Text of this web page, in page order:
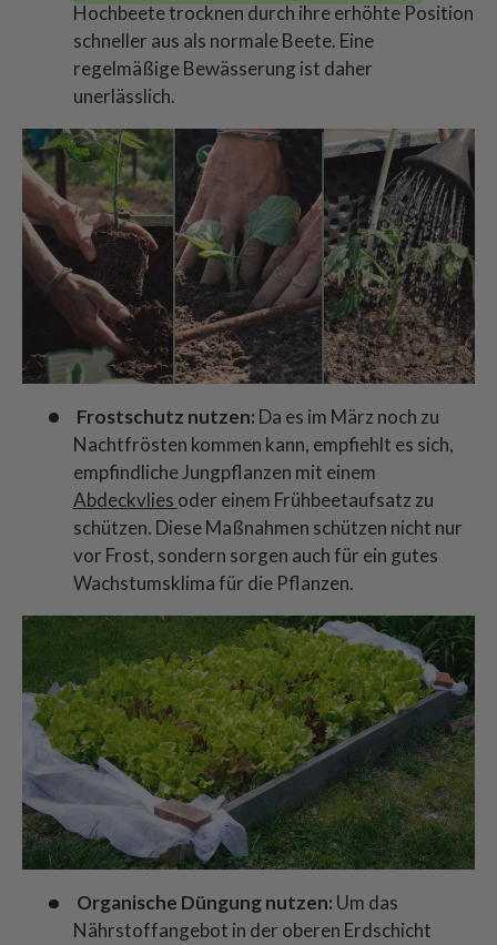
Hochbeete trocknen durch ihre erhöhte Position
schneller aus als normale Beete. Eine
regelmäßige Bewässerung ist daher
unerlässlich.
Frostschutz nutzen: Da es im März noch zu
Nachtfrösten kommen kann, empfiehlt es sich,
empfindliche Jungpflanzen mit einem
Abdeckvlies oder einem Frühbeetaufsatz zu
schützen. Diese Maßnahmen schützen nicht nur
vor Frost, sondern sorgen auch für ein gutes
Wachstumsklima für die Pflanzen.
Organische Düngung nutzen: Um das
Nährstoffangebot in der oberen Erdschicht